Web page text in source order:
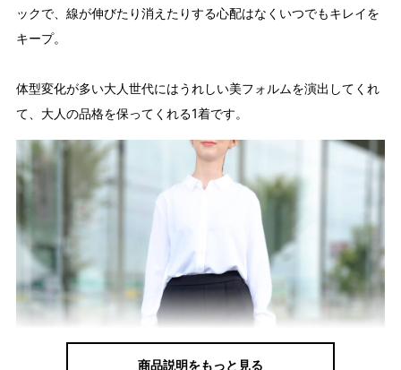
ックで、線が伸びたり消えたりする心配はなくいつでもキレイを
キープ。
体型変化が多い大人世代にはうれしい美フォルムを演出してくれ
て、大人の品格を保ってくれる1着です。
商品説明をもっと見る